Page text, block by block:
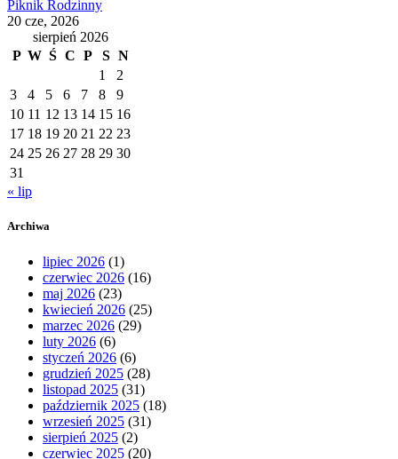
Piknik Rodzinny
20 cze, 2026
sierpień 2026
P W Ś C P S N
1
2
3
4 5 6 7 8
9
10 11 12 13 14 15 16
17 18 19 20 21 22 23
24 25 26 27 28 29 30
31
« lip
Archiwa
lipiec 2026 (1)
czerwiec 2026 (16)
maj 2026 (23)
kwiecień 2026 (25)
marzec 2026 (29)
luty 2026 (6)
styczeń 2026 (6)
grudzień 2025 (28)
listopad 2025 (31)
październik 2025 (18)
wrzesień 2025 (31)
sierpień 2025 (2)
czerwiec 2025 (20)